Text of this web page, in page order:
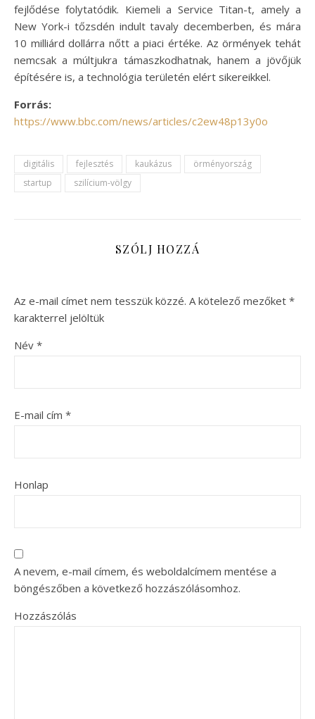
fejlődése folytatódik. Kiemeli a Service Titan-t, amely a
New York-i tőzsdén indult tavaly decemberben, és mára
10 milliárd dollárra nőtt a piaci értéke. Az örmények tehát
nemcsak a múltjukra támaszkodhatnak, hanem a jövőjük
építésére is, a technológia területén elért sikereikkel.
Forrás:
https://www.bbc.com/news/articles/c2ew48p13y0o
digitális fejlesztés kaukázus
örményország
startup
szilícium-völgy
SZÓLJ HOZZÁ
Az e-mail címet nem tesszük közzé. A kötelező mezőket *
karakterrel jelöltük
Név *
E-mail cím *
Honlap
A nevem, e-mail címem, és weboldalcímem mentése a
böngészőben a következő hozzászólásomhoz.
Hozzászólás